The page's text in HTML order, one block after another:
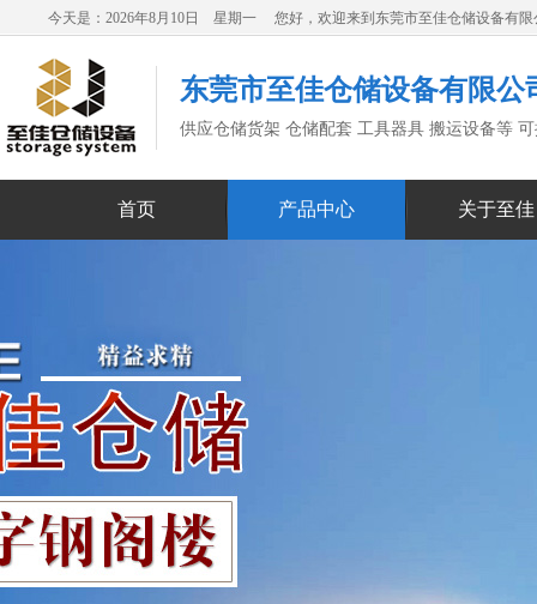
今天是：2026年8月10日 星期一 您好，欢迎来到东莞市至佳仓储设备有限
东莞市至佳仓储设备有限公
供应仓储货架 仓储配套 工具器具 搬运设备等
首页 产品中心 关于至佳